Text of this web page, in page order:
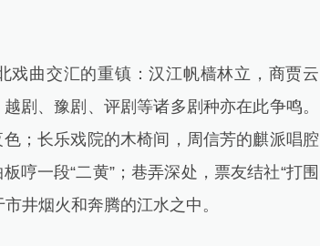
曲交汇的重镇：汉江帆樯林立，商贾云
剧、豫剧、评剧等诸多剧种亦在此争鸣。
；长乐戏院的木椅间，周信芳的麒派唱腔
哼一段“二黄”；巷弄深处，票友结社“打围
井烟火和奔腾的江水之中。